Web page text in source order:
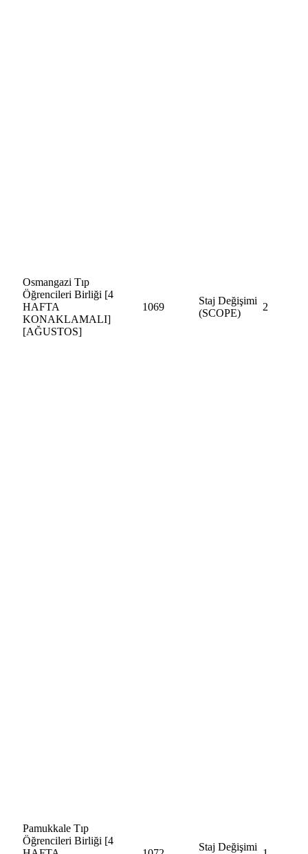
Osmangazi Tıp
Öğrencileri Birliği [4
HAFTA
KONAKLAMALI]
[AĞUSTOS]
1069
Staj Değişimi
(SCOPE)
2
Pamukkale Tıp
Öğrencileri Birliği [4
Staj Değişimi